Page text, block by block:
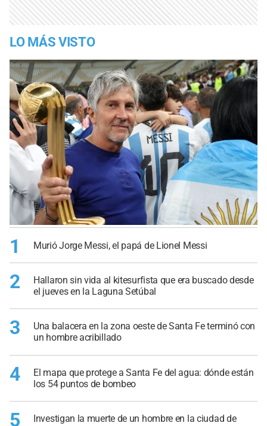
LO MÁS VISTO
1 Murió Jorge Messi, el papá de Lionel Messi
2
Hallaron sin vida al kitesurfista que era buscado desde
el jueves en la Laguna Setúbal
3
Una balacera en la zona oeste de Santa Fe terminó con
un hombre acribillado
4
El mapa que protege a Santa Fe del agua: dónde están
los 54 puntos de bombeo
5
Investigan la muerte de un hombre en la ciudad de